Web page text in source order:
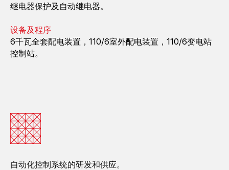
继电器保护及自动继电器。
设备及程序
6千瓦全套配电装置，110/6室外配电装置，110/6变电站
控制站。
自动化控制系统的研发和供应。